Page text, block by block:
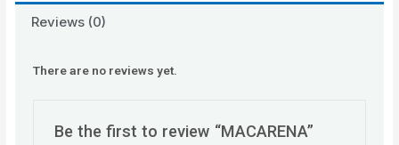
Reviews (0)
There are no reviews yet.
Be the first to review “MACARENA”